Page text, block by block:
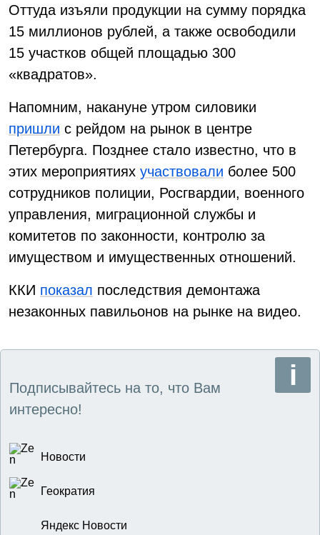
Оттуда изъяли продукции на сумму порядка
15 миллионов рублей, а также освободили
15 участков общей площадью 300
«квадратов».
Напомним, накануне утром силовики
пришли с рейдом на рынок в центре
Петербурга. Позднее стало известно, что в
этих мероприятиях участвовали более 500
сотрудников полиции, Росгвардии, военного
управления, миграционной службы и
комитетов по законности, контролю за
имуществом и имущественных отношений.
ККИ показал последствия демонтажа
незаконных павильонов на рынке на видео.
Подписывайтесь на то, что Вам
интересно!
Новости
Геократия
Яндекс Новости